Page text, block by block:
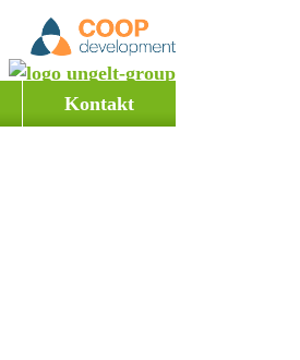
Kontakt